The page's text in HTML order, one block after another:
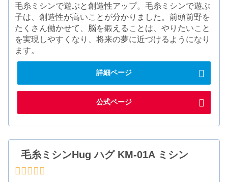
毛糸ミシンで遊ぶと創造性アップ。毛糸ミシンで遊ぶ
子は、創造性が高いことが分かりました。前頭前野を
たくさん働かせて、脳を鍛えることは、やりたいこと
を実現しやすくなり、将来の夢に近づけるようになり
ます。
詳細ページ
公式ページ
毛糸ミシンHug ハグ KM-01A ミシン